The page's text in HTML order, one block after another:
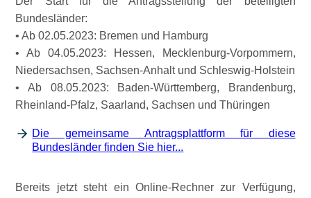
Bundesländer:
• Ab 02.05.2023: Bremen und Hamburg
• Ab 04.05.2023: Hessen, Mecklenburg-Vorpommern,
Niedersachsen, Sachsen-Anhalt und Schleswig-Holstein
• Ab 08.05.2023: Baden-Württemberg, Brandenburg,
Rheinland-Pfalz, Saarland, Sachsen und Thüringen
Die gemeinsame Antragsplattform für diese
Bundesländer finden Sie hier...
Bereits jetzt steht ein Online-Rechner zur Verfügung,